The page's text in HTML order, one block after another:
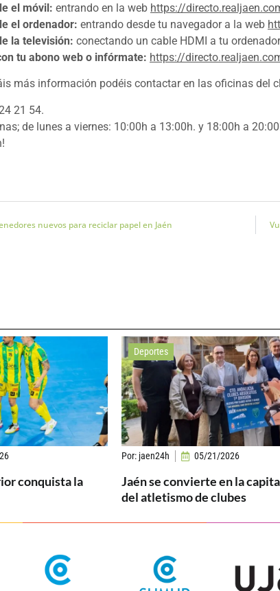
el móvil: entrando en la web https://
el ordenador: entrando desde tu navegador a la web
la televisión: conectando un cable HDMI a tu
tu abono web o infórmate: https://
más información podéis contactar en las oficinas del
21 54.
de lunes a viernes: 10:00h a 13:00h. y 18:00h a
nuevos para reciclar papel en Jaén
conquista la
Deportes
Por: jaen24h 05/21/2026
Jaén se convierte en la
del atletismo de clubes